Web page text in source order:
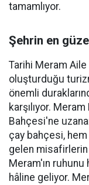
tamamlıyor.
Şehrin en
Tarihi Meram
oluşturduğu
önemli
karşılıyor.
Bahçesi'ne
çay bahçesi, hem
gelen
Meram'ın
hâline geliyor.